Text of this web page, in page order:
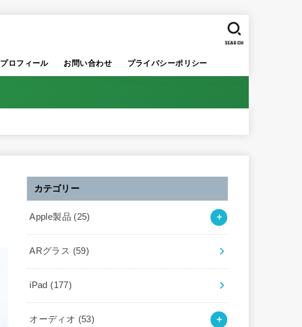
プロフィール お問い合わせ プライバシーポリシー
SEARCH
カテゴリー
Apple製品 (25)
ARグラス (59)
iPad (177)
オーディオ (53)